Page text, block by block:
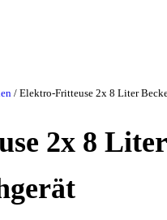
/ Elektro-Fritteuse 2x 8 Liter
2x 8 Liter